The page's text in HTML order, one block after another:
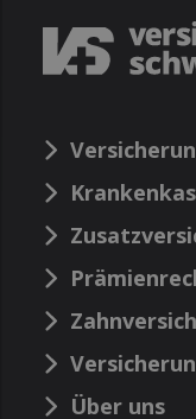
Über uns